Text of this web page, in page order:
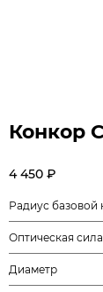
Конкор
4 450 ₽
Радиус базовой
Оптическая
Диаметр